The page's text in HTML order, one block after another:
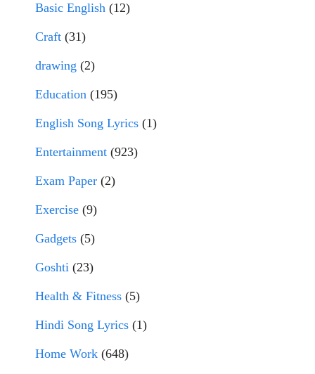
Basic English (12)
Craft (31)
drawing (2)
Education (195)
English Song Lyrics (1)
Entertainment (923)
Exam Paper (2)
Exercise (9)
Gadgets (5)
Goshti (23)
Health & Fitness (5)
Hindi Song Lyrics (1)
Home Work (648)